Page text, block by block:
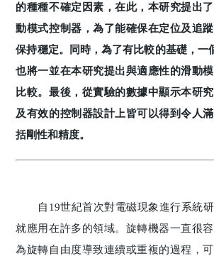
的種種不確定因素，在此，本研究提出
動模式控制器，為了能確保在定位及追
保持穩定。同時，為了有比較的基礎，一
也將一並在本研究提出與適應性的滑動
比較。最後，從實驗的數據中顯示本研
及有效的控制器設計上皆可以得到令人
括剛性和精度。
自19世紀首次對電磁現象進行系統研
就應用在許多的領域。旋轉機器一直很
為旋轉自由度導致連續或重複的過程，